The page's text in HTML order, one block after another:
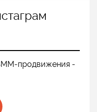
продвижения -